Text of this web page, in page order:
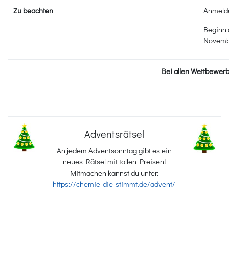
Zu beachten
Beginn
Bei allen
Adventsrätsel
An jedem Adventsonntag gibt es ein
neues Rätsel mit tollen Preisen!
Mitmachen kannst du unter:
https://chemie-die-stimmt.de/advent/